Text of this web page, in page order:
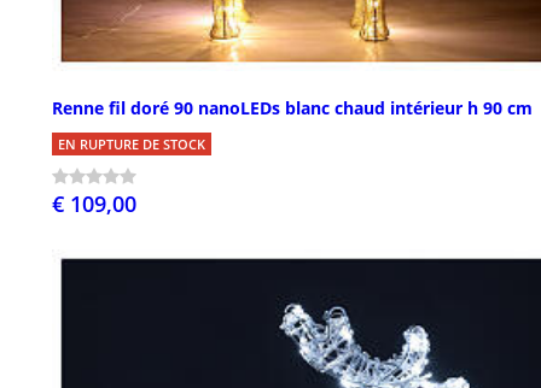
Renne fil doré 90 nanoLEDs blanc chaud intérieur h 90 cm
EN RUPTURE DE STOCK
€ 109,00